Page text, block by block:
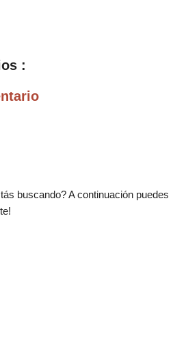
:
buscando? A continuación puedes